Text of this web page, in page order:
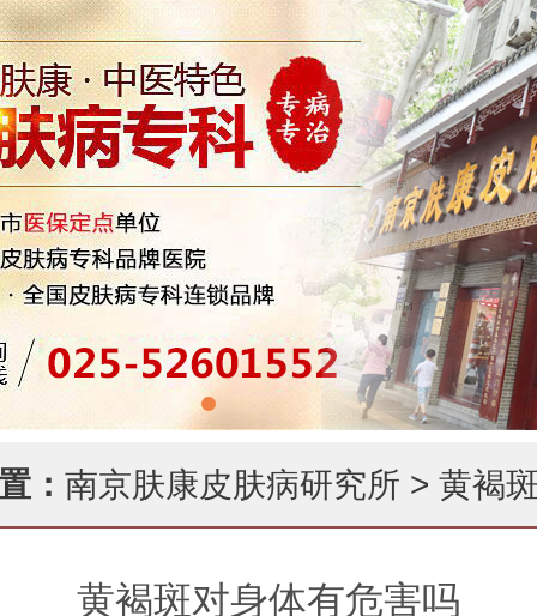
： 南京肤康皮肤病研究所 > 黄褐
黄褐斑对身体有危害吗